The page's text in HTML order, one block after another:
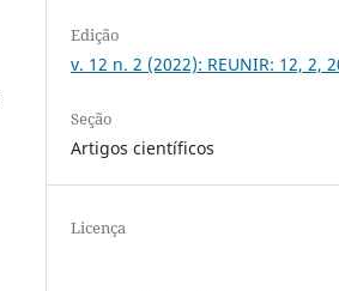
Edição
v. 12 n. 2 (2022): REUNIR: 12, 2,
Seção
Artigos científicos
Licença